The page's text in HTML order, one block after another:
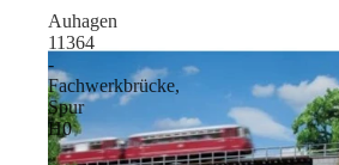
Auhagen
11364
-
Fachwerkbrücke,
Spur
H0